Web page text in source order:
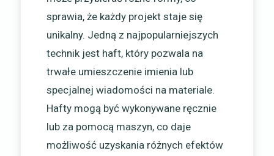
sprawia, że każdy projekt staje się
unikalny. Jedną z najpopularniejszych
technik jest haft, który pozwala na
trwałe umieszczenie imienia lub
specjalnej wiadomości na materiale.
Hafty mogą być wykonywane ręcznie
lub za pomocą maszyn, co daje
możliwość uzyskania różnych efektów